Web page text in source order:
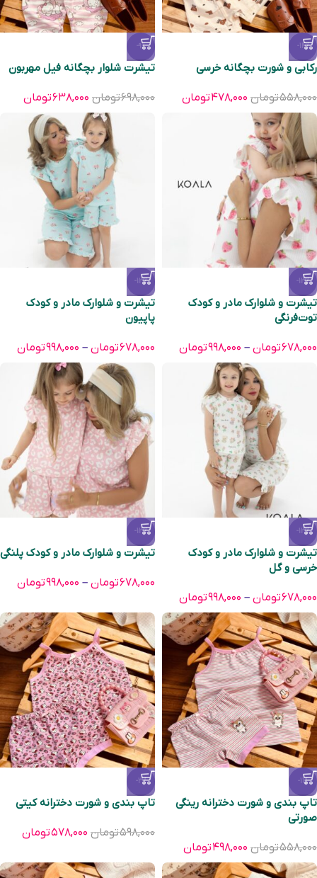
-14%
رکابی و شورت بچگانه خرسی
۵۵۸,۰۰۰تومان ۴۷۸,۰۰۰تومان
-9%
تیشرت شلوار بچگانه فیل مهربون
۶۹۸,۰۰۰تومان ۶۳۸,۰۰۰تومان
-13%
تیشرت و شلوارک مادر و کودک
توت‌فرنگی
۶۷۸,۰۰۰تومان – ۹۹۸,۰۰۰تومان
-13%
تیشرت و شلوارک مادر و کودک
پاپیون
۶۷۸,۰۰۰تومان – ۹۹۸,۰۰۰تومان
-13%
تیشرت و شلوارک مادر و کودک
خرسی و گل
۶۷۸,۰۰۰تومان – ۹۹۸,۰۰۰تومان
-13%
تیشرت و شلوارک مادر و کودک پلنگی
۶۷۸,۰۰۰تومان – ۹۹۸,۰۰۰تومان
-11%
تاپ بندی و شورت دخترانه رینگی
صورتی
۵۵۸,۰۰۰تومان ۴۹۸,۰۰۰تومان
-3%
تاپ بندی و شورت دخترانه کیتی
۵۹۸,۰۰۰تومان ۵۷۸,۰۰۰تومان